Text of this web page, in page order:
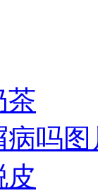
茶
病吗图
皮